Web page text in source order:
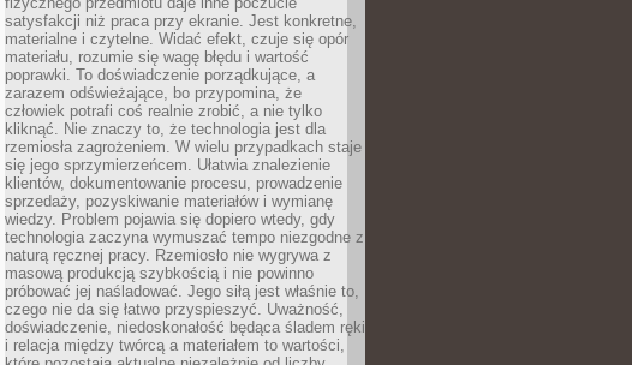
satysfakcji niż praca przy ekranie. Jest konkretne,
materialne i czytelne. Widać efekt, czuje się opór
materiału, rozumie się wagę błędu i wartość
poprawki. To doświadczenie porządkujące, a
zarazem odświeżające, bo przypomina, że
człowiek potrafi coś realnie zrobić, a nie tylko
kliknąć. Nie znaczy to, że technologia jest dla
rzemiosła zagrożeniem. W wielu przypadkach staje
się jego sprzymierzeńcem. Ułatwia znalezienie
klientów, dokumentowanie procesu, prowadzenie
sprzedaży, pozyskiwanie materiałów i wymianę
wiedzy. Problem pojawia się dopiero wtedy, gdy
technologia zaczyna wymuszać tempo niezgodne z
naturą ręcznej pracy. Rzemiosło nie wygrywa z
masową produkcją szybkością i nie powinno
próbować jej naśladować. Jego siłą jest właśnie to,
czego nie da się łatwo przyspieszyć. Uważność,
doświadczenie, niedoskonałość będąca śladem ręki
i relacja między twórcą a materiałem to wartości,